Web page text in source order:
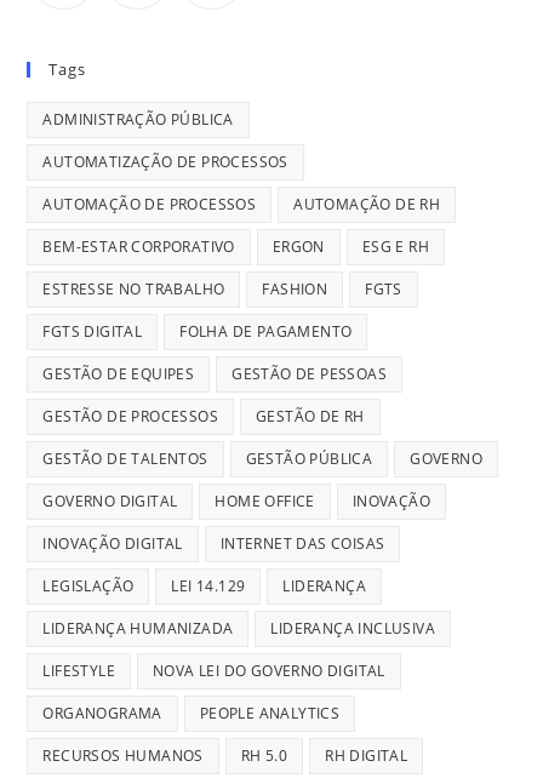
Tags
ADMINISTRAÇÃO PÚBLICA
AUTOMATIZAÇÃO DE PROCESSOS
AUTOMAÇÃO DE PROCESSOS AUTOMAÇÃO DE RH
BEM-ESTAR CORPORATIVO ERGON ESG E RH
ESTRESSE NO TRABALHO FASHION FGTS
FGTS DIGITAL FOLHA DE PAGAMENTO
GESTÃO DE EQUIPES GESTÃO DE PESSOAS
GESTÃO DE PROCESSOS GESTÃO DE RH
GESTÃO DE TALENTOS GESTÃO PÚBLICA GOVERNO
GOVERNO DIGITAL HOME OFFICE INOVAÇÃO
INOVAÇÃO DIGITAL INTERNET DAS COISAS
LEGISLAÇÃO LEI 14.129 LIDERANÇA
LIDERANÇA HUMANIZADA LIDERANÇA INCLUSIVA
LIFESTYLE NOVA LEI DO GOVERNO DIGITAL
ORGANOGRAMA PEOPLE ANALYTICS
RECURSOS HUMANOS RH 5.0 RH DIGITAL